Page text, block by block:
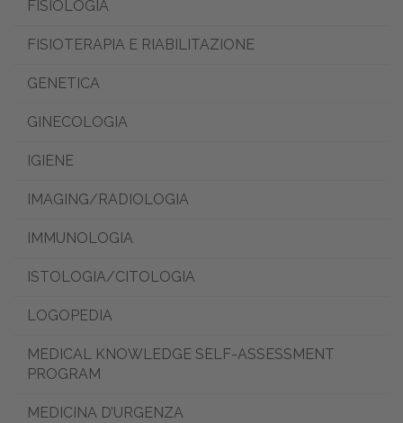
FISIOLOGIA
FISIOTERAPIA E RIABILITAZIONE
GENETICA
GINECOLOGIA
IGIENE
IMAGING/RADIOLOGIA
IMMUNOLOGIA
ISTOLOGIA/CITOLOGIA
LOGOPEDIA
MEDICAL KNOWLEDGE SELF-ASSESSMENT
PROGRAM
MEDICINA D’URGENZA